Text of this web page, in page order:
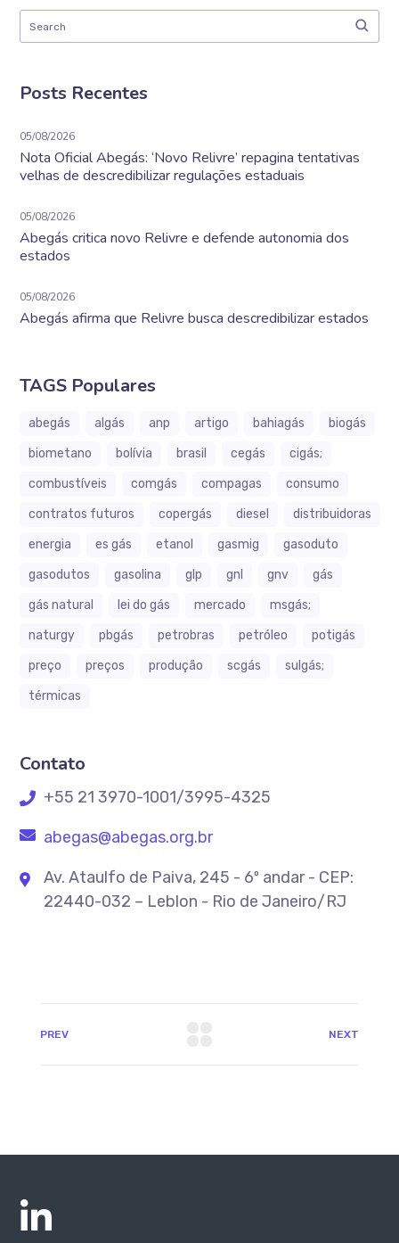
Posts Recentes
05/08/2026
Nota Oficial Abegás: ‘Novo Relivre’ repagina tentativas
velhas de descredibilizar regulações estaduais
05/08/2026
Abegás critica novo Relivre e defende autonomia dos
estados
05/08/2026
Abegás afirma que Relivre busca descredibilizar estados
TAGS Populares
abegás algás anp artigo bahiagás
biogás
biometano
bolívia brasil cegás
cigás;
combustíveis
comgás compagas
consumo
contratos futuros
copergás diesel
distribuidoras
energia
es gás etanol gasmig
gasoduto
gasodutos
gasolina glp gnl gnv
gás
gás natural
lei do gás mercado
msgás;
naturgy
pbgás petrobras petróleo
potigás
preço
preços produção scgás
sulgás;
térmicas
Contato
+55 21 3970-1001/3995-4325
abegas@abegas.org.br
Av. Ataulfo de Paiva, 245 - 6º andar - CEP:
22440-032 – Leblon - Rio de Janeiro/RJ
PREV NEXT